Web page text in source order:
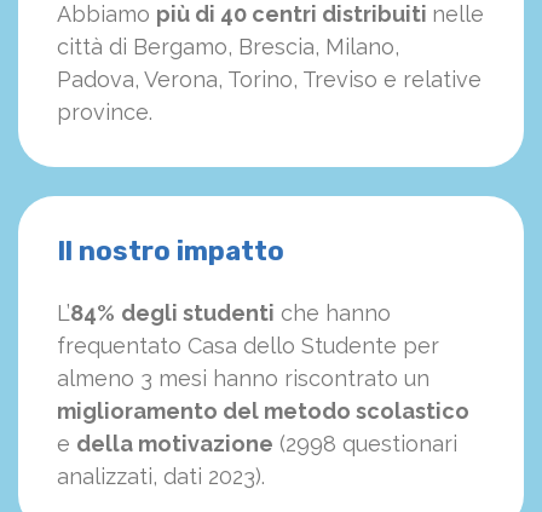
Abbiamo più di 40 centri distribuiti nelle
città di Bergamo, Brescia, Milano,
Padova, Verona, Torino, Treviso e relative
province.
Il nostro impatto
L’84% degli studenti che hanno
frequentato Casa dello Studente per
almeno 3 mesi hanno riscontrato un
miglioramento del metodo scolastico
e della motivazione (2998 questionari
analizzati, dati 2023).